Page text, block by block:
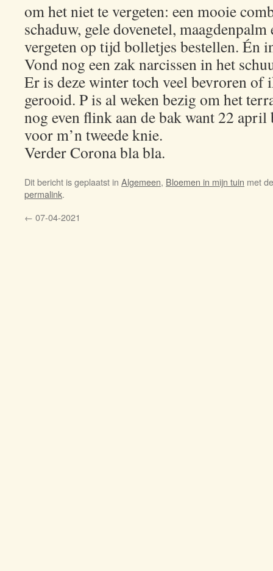
om het niet te vergeten: een mooie
schaduw, gele dovenetel,
vergeten op tijd bolletjes bestellen. Én
Vond nog een zak narcissen in het
Er is deze winter toch veel bevroren of
gerooid. P is al weken bezig om het
nog even flink aan de bak want 22
voor m’n tweede knie.
Verder Corona bla bla.
Dit bericht is geplaatst in Algemeen, Bloemen in mijn tuin met
permalink.
← 07-04-2021